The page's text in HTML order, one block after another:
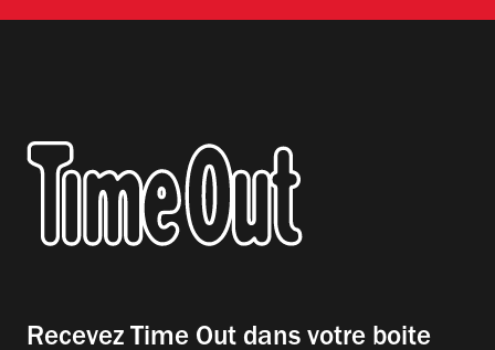
Recevez Time Out dans votre boite